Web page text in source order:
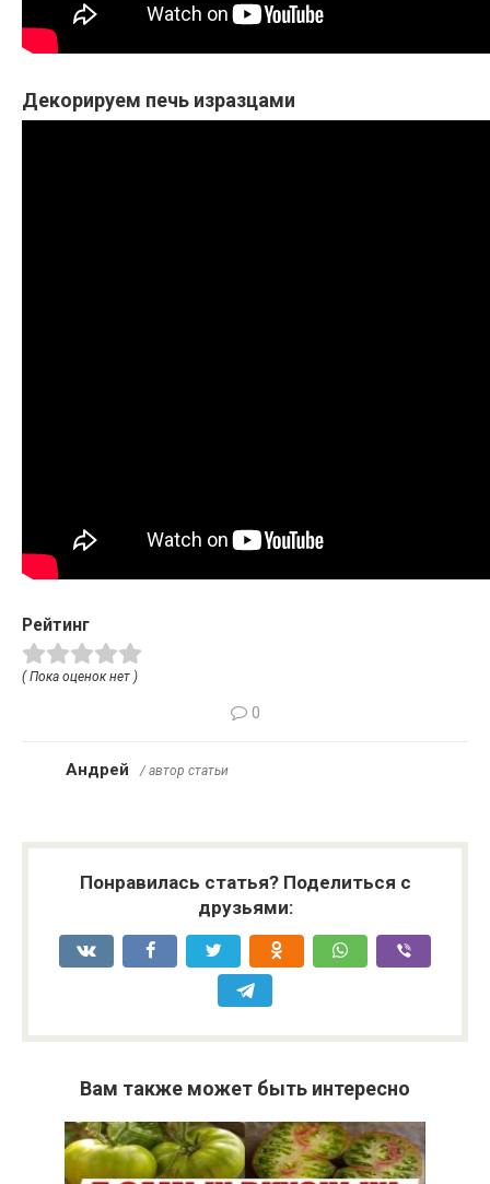
Декорируем печь изразцами
Рейтинг
( Пока оценок нет )
0
Андрей / автор статьи
Понравилась статья? Поделиться с
друзьями:
Вам также может быть интересно